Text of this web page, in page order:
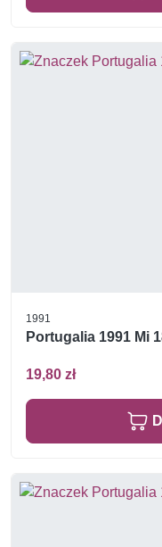
1991
Portugalia 1991 Mi
19,80 zł